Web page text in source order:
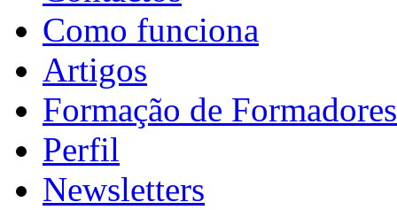
Como funciona
Artigos
Formação de Formadores
Perfil
Newsletters